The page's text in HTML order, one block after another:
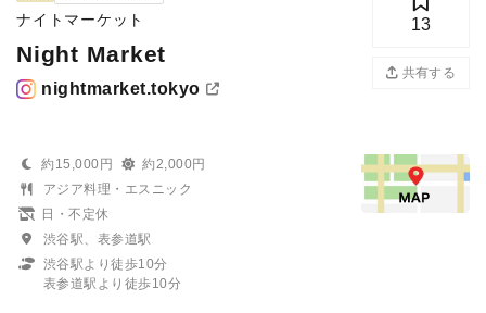
ナイトマーケット
Night Market
nightmarket.tokyo
13
共有する
約15,000円
約2,000円
アジア料理・エスニック
日・不定休
渋谷駅、表参道駅
渋谷駅より徒歩10分
表参道駅より徒歩10分